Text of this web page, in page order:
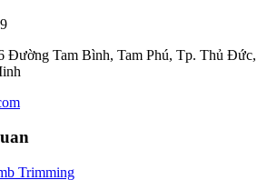
Đường Tam Bình, Tam Phú, Tp. Thủ Đức,